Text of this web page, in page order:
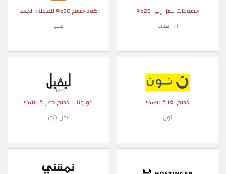
خصومات تصل إلى 25%
اي هيرب
كود خصم 30% للعملاء الجدد
تيمو
خصم لغاية 80%
نون
كوبونات خصم حصرية 10%
ليفل شوز